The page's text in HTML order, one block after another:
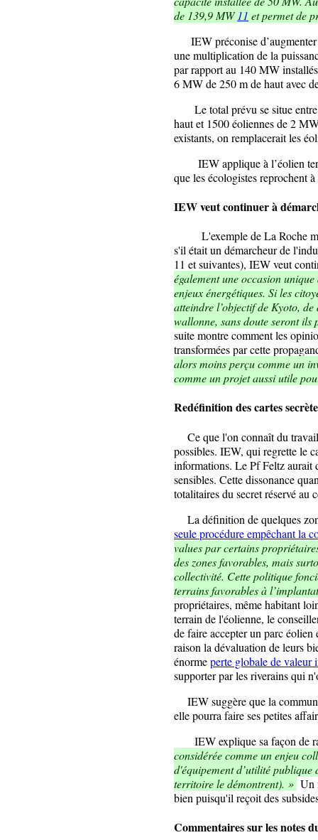
de 139,9 MW11 et permet de
IEW préconise d’augmenter
une multiplication de la
par rapport au 140 MW
6 MW de 250 m de haut avec
Le total prévu se situe entre
haut et 1500 éoliennes de 2
existants, on remplacerait les
IEW applique à l’éolien
que les écologistes reprochent
IEW veut continuer à
L'exemple de La Roche
s'il était un démarcheur de
11 et suivantes), IEW veut
également une occasion
enjeux énergétiques. Si les
atteindre l’objectif de Kyoto,
wallonne, sans doute seront ils
suite montre comment les
transformées par cette
alors moins perçu comme un
comme un projet aussi utile
Redéfinition des cartes
Ce que l'on connaît du
possibles. IEW, qui regrette le
informations. Le Pf Feltz aurait
sensibles. Cette dissonance
totalitaires du secret réservé au
La définition de quelques
seule procédure empêchant la
values par certains
des zones favorables, mais
collectivité. Cette politique
terrains favorables à
propriétaires, même habitant
terrain de l'éolienne, le
de faire accepter un parc
raison la dévaluation de leurs
énormeperte globale de valeur
supporter par les riverains qui
IEW suggère que la
elle pourra faire ses petites
IEW explique sa façon de
considérée comme un enjeu
d'équipement d’utilité publique
territoire le démontrent). » Un
bien puisqu'il reçoit des
Commentaires sur les notes